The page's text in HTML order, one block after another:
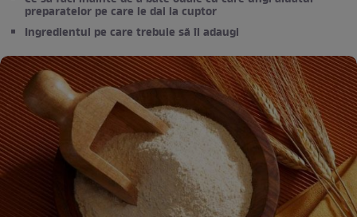
preparatelor pe care le dai la cuptor
Ingredientul pe care trebuie să îl adaugi